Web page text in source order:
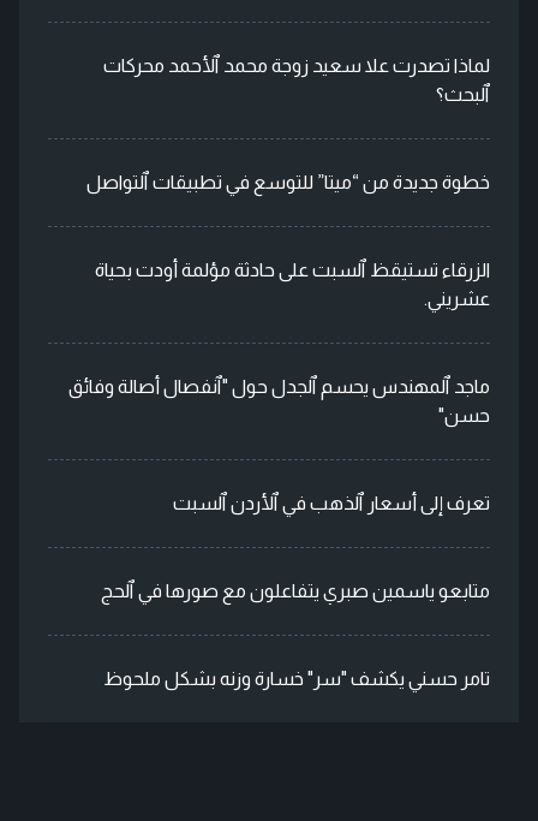
لماذا تصدرت علا سعيد زوجة محمد ٱلأحمد محركات
ٱلبحث؟
خطوة جديدة من “ميتا” للتوسع في تطبيقات ٱلتواصل
الزرقاء تستيقظ ٱلسبت على حادثة مؤلمة أودت بحياة
عشريني.
ماجد ٱلمهندس يحسم ٱلجدل حول "ٱنفصال أصالة وفائق
حسن"
تعرف إلى أسعار ٱلذهب في ٱلأردن ٱلسبت
متابعو ياسمين صبري يتفاعلون مع صورها في ٱلحج
تامر حسني يكشف "سر" خسارة وزنه بشكل ملحوظ